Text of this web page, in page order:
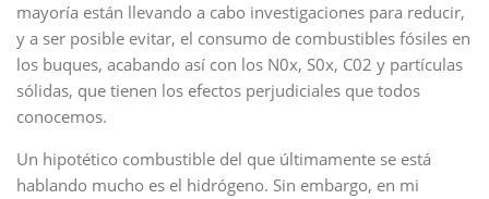
mayoría están llevando a cabo investigaciones para reducir,
y a ser posible evitar, el consumo de combustibles fósiles en
los buques, acabando así con los N0x, S0x, C02 y partículas
sólidas, que tienen los efectos perjudiciales que todos
conocemos.
Un hipotético combustible del que últimamente se está
hablando mucho es el hidrógeno. Sin embargo, en mi